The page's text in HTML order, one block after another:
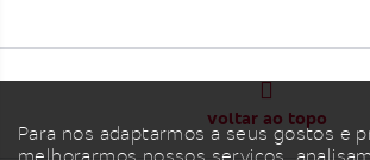
voltar ao topo
Para nos adaptarmos a seus gostos e